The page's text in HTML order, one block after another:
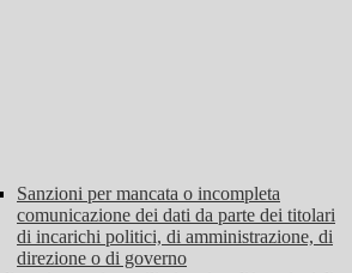
Sanzioni per mancata o incompleta
comunicazione dei dati da parte dei titolari
di incarichi politici, di amministrazione, di
direzione o di governo